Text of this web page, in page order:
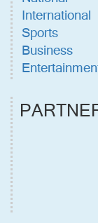
International
Sports
Business